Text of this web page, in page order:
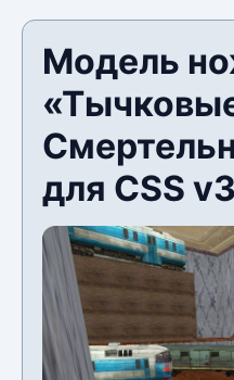
Модель
для CSS